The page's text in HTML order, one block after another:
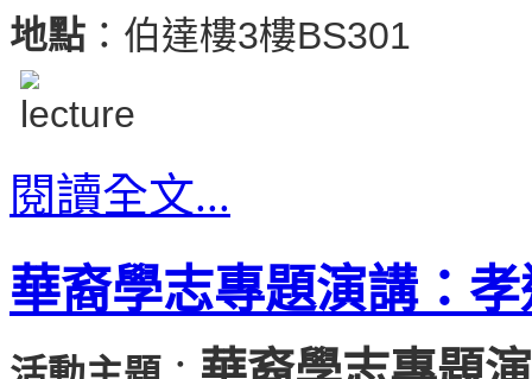
地點 ：伯達樓3樓BS301
閱讀全文...
華裔學志專題演講：